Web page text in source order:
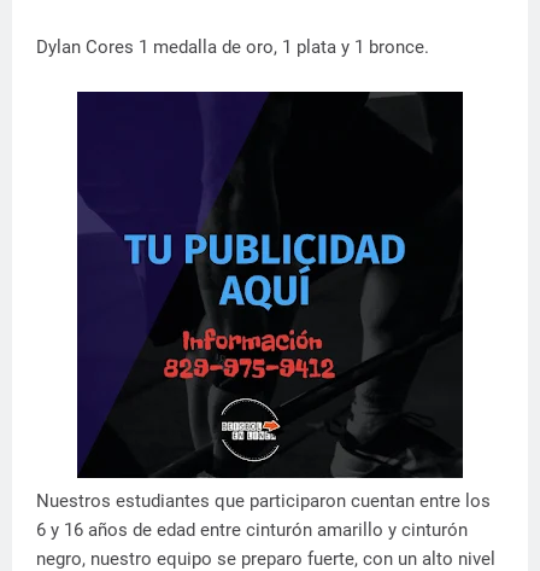
Dylan Cores 1 medalla de oro, 1 plata y 1 bronce.
Nuestros estudiantes que participaron cuentan entre los
6 y 16 años de edad entre cinturón amarillo y cinturón
negro, nuestro equipo se preparo fuerte, con un alto nivel